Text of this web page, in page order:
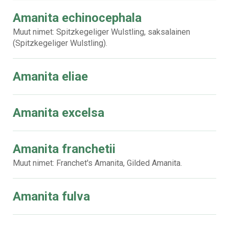
Amanita echinocephala
Muut nimet: Spitzkegeliger Wulstling, saksalainen
(Spitzkegeliger Wulstling).
Amanita eliae
Amanita excelsa
Amanita franchetii
Muut nimet: Franchet's Amanita, Gilded Amanita.
Amanita fulva